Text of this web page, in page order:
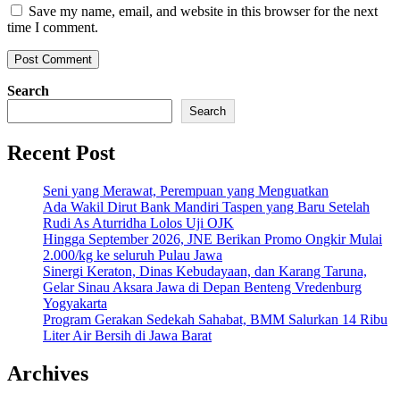
Save my name, email, and website in this browser for the next
time I comment.
Search
Search
Recent Post
Seni yang Merawat, Perempuan yang Menguatkan
Ada Wakil Dirut Bank Mandiri Taspen yang Baru Setelah
Rudi As Aturridha Lolos Uji OJK
Hingga September 2026, JNE Berikan Promo Ongkir Mulai
2.000/kg ke seluruh Pulau Jawa
Sinergi Keraton, Dinas Kebudayaan, dan Karang Taruna,
Gelar Sinau Aksara Jawa di Depan Benteng Vredenburg
Yogyakarta
Program Gerakan Sedekah Sahabat, BMM Salurkan 14 Ribu
Liter Air Bersih di Jawa Barat
Archives